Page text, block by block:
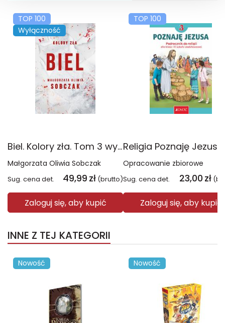
TOP 100
Wyłączność
Biel. Kolory zła. Tom 3 wyd. 2025
Małgorzata Oliwia Sobczak
Sug. cena det. 49,99 zł (brutto)
Zaloguj się, aby kupić
TOP 100
Opracowanie zbiorowe
Sug. cena det. 23,00 zł
Zaloguj się, aby kupić
INNE Z TEJ KATEGORII
Nowość Nowość